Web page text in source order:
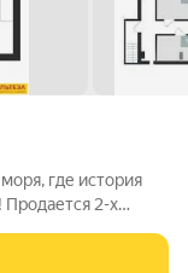
где история
2-х
(высокий